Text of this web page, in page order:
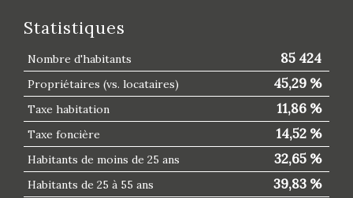
Statistiques
Nombre d'habitants 85 424
Propriétaires (vs. locataires) 45,29 %
Taxe habitation 11,86 %
Taxe foncière 14,52 %
Habitants de moins de 25 ans 32,65 %
Habitants de 25 à 55 ans 39,83 %